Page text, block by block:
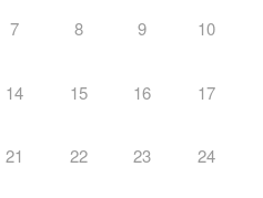
7 8 9 10
14 15 16 17
21 22 23 24